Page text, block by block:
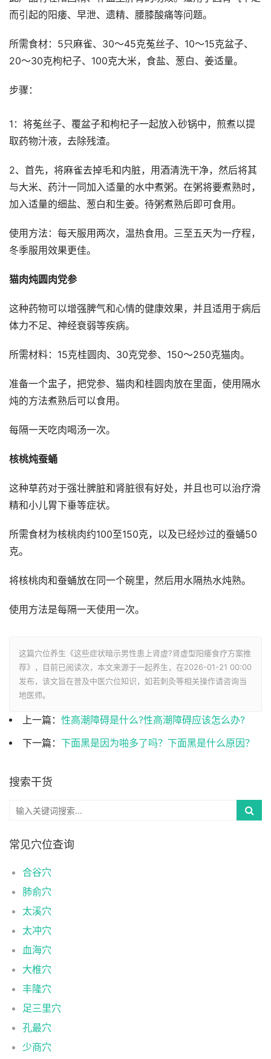
而引起的阳痿、早泄、遗精、腰膝酸痛等问题。
所需食材：5只麻雀、30～45克菟丝子、10～15克盆子、
20～30克枸杞子、100克大米，食盐、葱白、姜适量。
步骤：
1：将菟丝子、覆盆子和枸杞子一起放入砂锅中，煎煮以提
取药物汁液，去除残渣。
2、首先，将麻雀去掉毛和内脏，用酒清洗干净，然后将其
与大米、药汁一同加入适量的水中煮粥。在粥将要煮熟时，
加入适量的细盐、葱白和生姜。待粥煮熟后即可食用。
使用方法：每天服用两次，温热食用。三至五天为一疗程，
冬季服用效果更佳。
猫肉炖圆肉党参
这种药物可以增强脾气和心情的健康效果，并且适用于病后
体力不足、神经衰弱等疾病。
所需材料：15克桂圆肉、30克党参、150～250克猫肉。
准备一个盅子，把党参、猫肉和桂圆肉放在里面，使用隔水
炖的方法煮熟后可以食用。
每隔一天吃肉喝汤一次。
核桃炖蚕蛹
这种草药对于强壮脾脏和肾脏很有好处，并且也可以治疗滑
精和小儿胃下垂等症状。
所需食材为核桃肉约100至150克，以及已经炒过的蚕蛹50
克。
将核桃肉和蚕蛹放在同一个碗里，然后用水隔热水炖熟。
使用方法是每隔一天使用一次。
这篇穴位养生《这些症状暗示男性患上肾虚?肾虚型阳痿食疗方案推
荐》，目前已阅读次，本文来源于一起养生，在2026-01-21 00:00
发布，该文旨在普及中医穴位知识，如若刺灸等相关操作请咨询当
地医师。
上一篇： 性高潮障碍是什么?性高潮障碍应该怎么办?
下一篇： 下面黑是因为啪多了吗？下面黑是什么原因？
搜索干货
常见穴位查询
合谷穴
肺俞穴
太溪穴
太冲穴
血海穴
大椎穴
丰隆穴
足三里穴
孔最穴
少商穴